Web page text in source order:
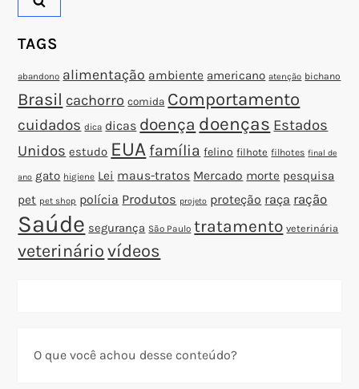
s
t
TAGS
abandono alimentação ambiente americano atenção bichano
Brasil cachorro comida Comportamento
cuidados dica dicas doença doenças Estados
Unidos estudo EUA família felino filhote filhotes final de
ano gato higiene Lei maus-tratos Mercado morte pesquisa
pet pet shop polícia Produtos projeto proteção raça ração
Saúde segurança São Paulo tratamento veterinária
veterinário vídeos
O que você achou desse conteúdo?